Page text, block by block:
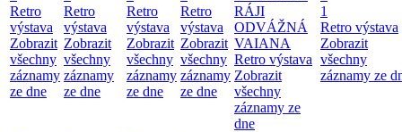
Retro
výstava
Zobrazit
všechny
záznamy
ze dne
Retro
výstava
Zobrazit
všechny
záznamy
ze dne
Retro
výstava
Zobrazit
všechny
záznamy
ze dne
Retro
výstava
Zobrazit
všechny
záznamy
ze dne
RÁJI
ODVÁŽNÁ
VAIANA
Retro výstava
Zobrazit
všechny
záznamy ze
dne
1
Retro výstava
Zobrazit
všechny
záznamy ze